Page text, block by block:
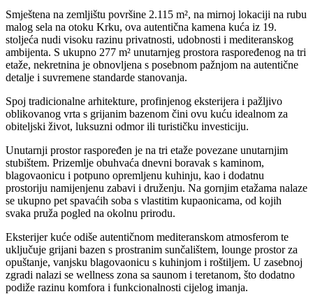
Smještena na zemljištu površine 2.115 m², na mirnoj lokaciji na rubu
malog sela na otoku Krku, ova autentična kamena kuća iz 19.
stoljeća nudi visoku razinu privatnosti, udobnosti i mediteranskog
ambijenta. S ukupno 277 m² unutarnjeg prostora raspoređenog na tri
etaže, nekretnina je obnovljena s posebnom pažnjom na autentične
detalje i suvremene standarde stanovanja.
Spoj tradicionalne arhitekture, profinjenog eksterijera i pažljivo
oblikovanog vrta s grijanim bazenom čini ovu kuću idealnom za
obiteljski život, luksuzni odmor ili turističku investiciju.
Unutarnji prostor raspoređen je na tri etaže povezane unutarnjim
stubištem. Prizemlje obuhvaća dnevni boravak s kaminom,
blagovaonicu i potpuno opremljenu kuhinju, kao i dodatnu
prostoriju namijenjenu zabavi i druženju. Na gornjim etažama nalaze
se ukupno pet spavaćih soba s vlastitim kupaonicama, od kojih
svaka pruža pogled na okolnu prirodu.
Eksterijer kuće odiše autentičnom mediteranskom atmosferom te
uključuje grijani bazen s prostranim sunčalištem, lounge prostor za
opuštanje, vanjsku blagovaonicu s kuhinjom i roštiljem. U zasebnoj
zgradi nalazi se wellness zona sa saunom i teretanom, što dodatno
podiže razinu komfora i funkcionalnosti cijelog imanja.